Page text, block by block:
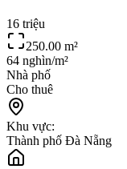
16 triệu
250.00 m²
64 nghìn/m²
Nhà phố
Cho thuê
Khu vực:
Thành phố Đà Nẵng